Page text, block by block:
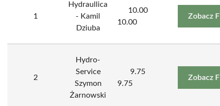
1
Hydraullica
- Kamil
Dziuba
10.00
10.00
Zobacz
2
Hydro-
Service
Szymon
Żarnowski
9.75
9.75
Zobacz